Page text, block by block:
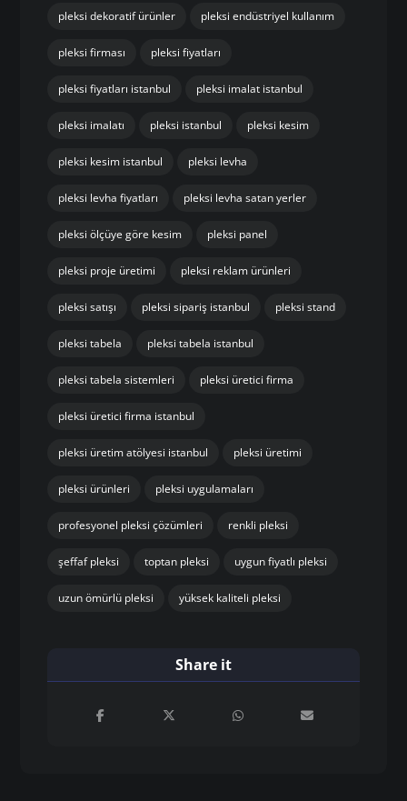
pleksi dekoratif ürünler pleksi endüstriyel kullanım
pleksi firması pleksi fiyatları
pleksi fiyatları istanbul pleksi imalat istanbul
pleksi imalatı pleksi istanbul pleksi kesim
pleksi kesim istanbul pleksi levha
pleksi levha fiyatları pleksi levha satan yerler
pleksi ölçüye göre kesim pleksi panel
pleksi proje üretimi pleksi reklam ürünleri
pleksi satışı pleksi sipariş istanbul pleksi stand
pleksi tabela pleksi tabela istanbul
pleksi tabela sistemleri pleksi üretici firma
pleksi üretici firma istanbul
pleksi üretim atölyesi istanbul pleksi üretimi
pleksi ürünleri pleksi uygulamaları
profesyonel pleksi çözümleri renkli pleksi
şeffaf pleksi toptan pleksi uygun fiyatlı pleksi
uzun ömürlü pleksi yüksek kaliteli pleksi